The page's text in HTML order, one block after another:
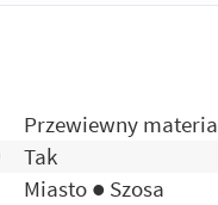
Przewiewny
Tak
Miasto ● Szosa